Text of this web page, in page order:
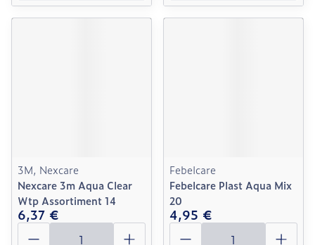
3M, Nexcare
Nexcare 3m Aqua Clear
Wtp Assortiment 14
6,37 €
Quantité
Febelcare
Febelcare Plast Aqua Mix
20
4,95 €
Quantité